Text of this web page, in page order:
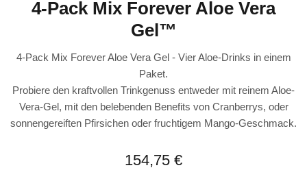
4-Pack Mix Forever Aloe Vera
Gel™
4-Pack Mix Forever Aloe Vera Gel - Vier Aloe-Drinks in einem
Paket.
Probiere den kraftvollen Trinkgenuss entweder mit reinem Aloe-
Vera-Gel, mit den belebenden Benefits von Cranberrys, oder
sonnengereiften Pfirsichen oder fruchtigem Mango-Geschmack.
154,75 €